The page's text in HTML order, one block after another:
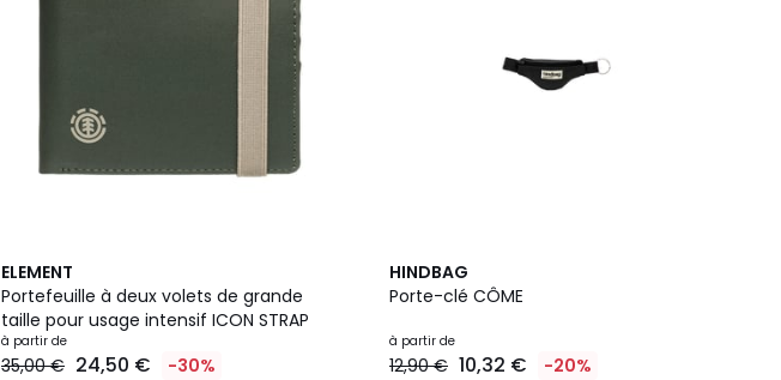
ELEMENT
Portefeuille à deux volets de grande
taille pour usage intensif ICON STRAP
à partir de
35,00 € 24,50 € -30%
3
Couleurs
HINDBAG
Porte-clé CÔME
à partir de
12,90 € 10,32 € -20%
18
Couleurs